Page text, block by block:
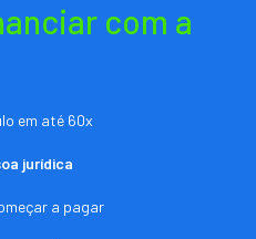
com a
em até 60x
jurídica
a pagar